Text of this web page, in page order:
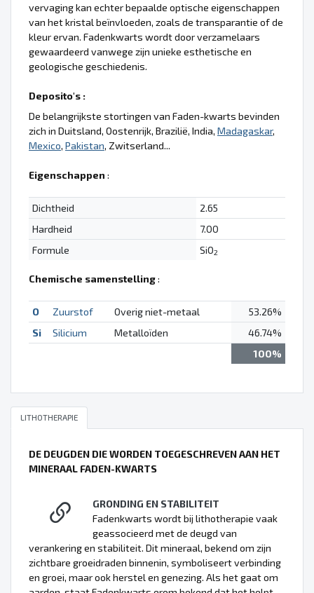
vervaging kan echter bepaalde optische eigenschappen
van het kristal beïnvloeden, zoals de transparantie of de
kleur ervan. Fadenkwarts wordt door verzamelaars
gewaardeerd vanwege zijn unieke esthetische en
geologische geschiedenis.
Deposito's :
De belangrijkste stortingen van Faden-kwarts bevinden
zich in Duitsland, Oostenrijk, Brazilië, India, Madagaskar,
Mexico, Pakistan, Zwitserland...
Eigenschappen :
Dichtheid
2.65
Hardheid
7.00
Formule
SiO2
Chemische samenstelling:
O Zuurstof Overig niet-metaal
53.26%
Si
Silicium Metalloïden
46.74%
100%
LITHOTHERAPIE
DE DEUGDEN DIE WORDEN TOEGESCHREVEN AAN HET
MINERAAL FADEN-KWARTS
GRONDING EN STABILITEIT
Fadenkwarts wordt bij lithotherapie vaak
geassocieerd met de deugd van
verankering en stabiliteit. Dit mineraal, bekend om zijn
zichtbare groeidraden binnenin, symboliseert verbinding
en groei, maar ook herstel en genezing. Als het gaat om